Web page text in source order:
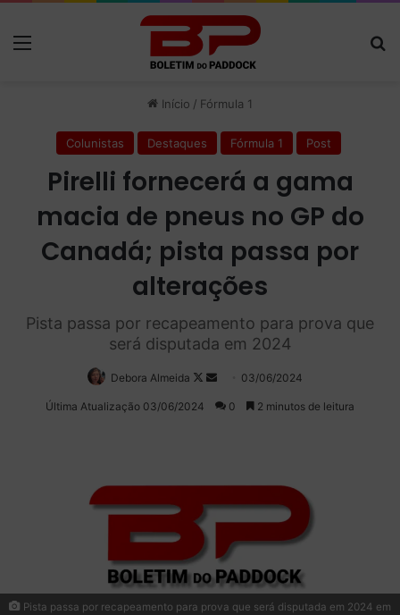
Início / Fórmula 1
Colunistas Destaques Fórmula 1 Post
Pirelli fornecerá a gama
macia de pneus no GP do
Canadá; pista passa por
alterações
Pista passa por recapeamento para prova que
será disputada em 2024
Debora Almeida
Follow
on
Mande
um
03/06/2024
Última Atualização 03/06/2024 0 2 minutos de leitura
Pista passa por recapeamento para prova que será disputada em 2024 em